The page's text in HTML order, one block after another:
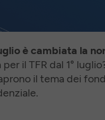
è cambiata la
il TFR dal 1°
il tema dei